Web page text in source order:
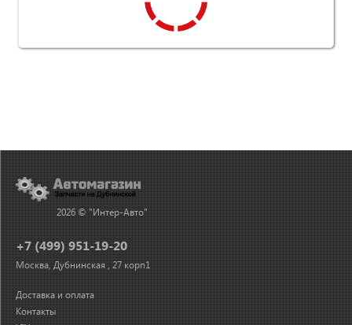
2026 © "Интер-Авто"
+7 (499) 951-19-20
Москва, Дубнинская , 27 корп1
Доставка и оплата
Контакты